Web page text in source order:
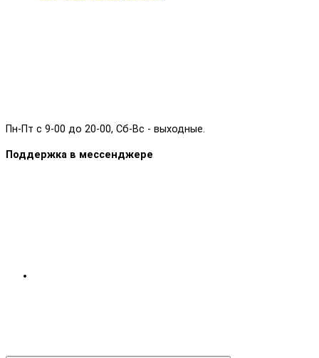
Пн-Пт с 9-00 до 20-00, Сб-Вс - выходные.
Поддержка в мессенджере